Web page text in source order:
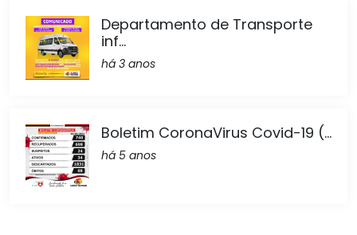
Departamento de Transporte
inf...
há 3 anos
Boletim CoronaVirus Covid-19 (...
há 5 anos